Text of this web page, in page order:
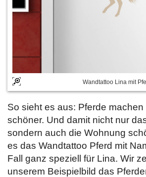
Wandtattoo Lina mit
So sieht es aus: Pferde
schöner. Und damit nicht nur
sondern auch die Wohnung
es das Wandtattoo Pferd mit
Fall ganz speziell für Lina. Wir
unserem Beispielbild das